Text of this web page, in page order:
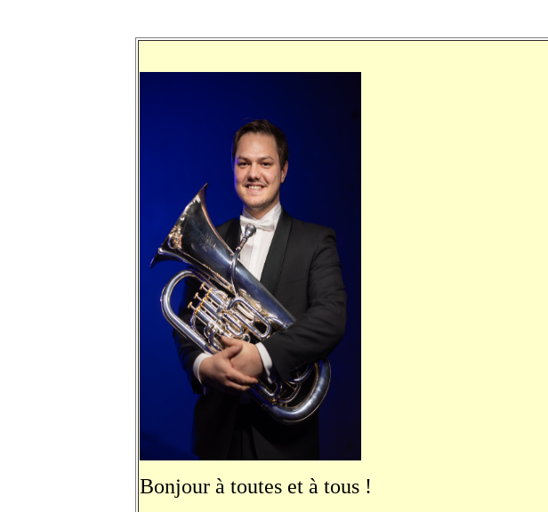
Bonjour à toutes et à tous !